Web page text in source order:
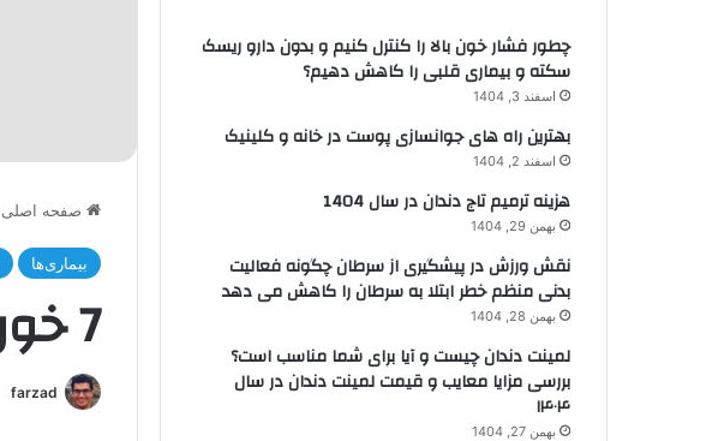
صفحه اصلی
بیماری‌ها
7 خوراکی برای رشد بهتر مو
farzad
چطور فشار خون بالا را کنترل کنیم و بدون دارو ریسک
سکته و بیماری قلبی را کاهش دهیم؟
اسفند 3, 1404
بهترین راه های جوانسازی پوست در خانه و کلینیک
اسفند 2, 1404
هزینه ترمیم تاج دندان در سال 1404
بهمن 29, 1404
نقش ورزش در پیشگیری از سرطان چگونه فعالیت
بدنی منظم خطر ابتلا به سرطان را کاهش می دهد
بهمن 28, 1404
لمینت دندان چیست و آیا برای شما مناسب است؟
بررسی مزایا معایب و قیمت لمینت دندان در سال
۱۴۰۴
بهمن 27, 1404